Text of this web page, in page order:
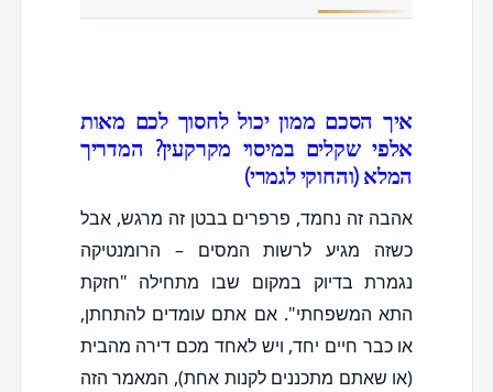
איך הסכם ממון יכול לחסוך לכם מאות
אלפי שקלים במיסוי מקרקעין? המדריך
המלא (והחוקי לגמרי)
אהבה זה נחמד, פרפרים בבטן זה מרגש, אבל
כשזה מגיע לרשות המסים – הרומנטיקה
נגמרת בדיוק במקום שבו מתחילה "חזקת
התא המשפחתי". אם אתם עומדים להתחתן,
או כבר חיים יחד, ויש לאחד מכם דירה מהבית
(או שאתם מתכננים לקנות אחת), המאמר הזה